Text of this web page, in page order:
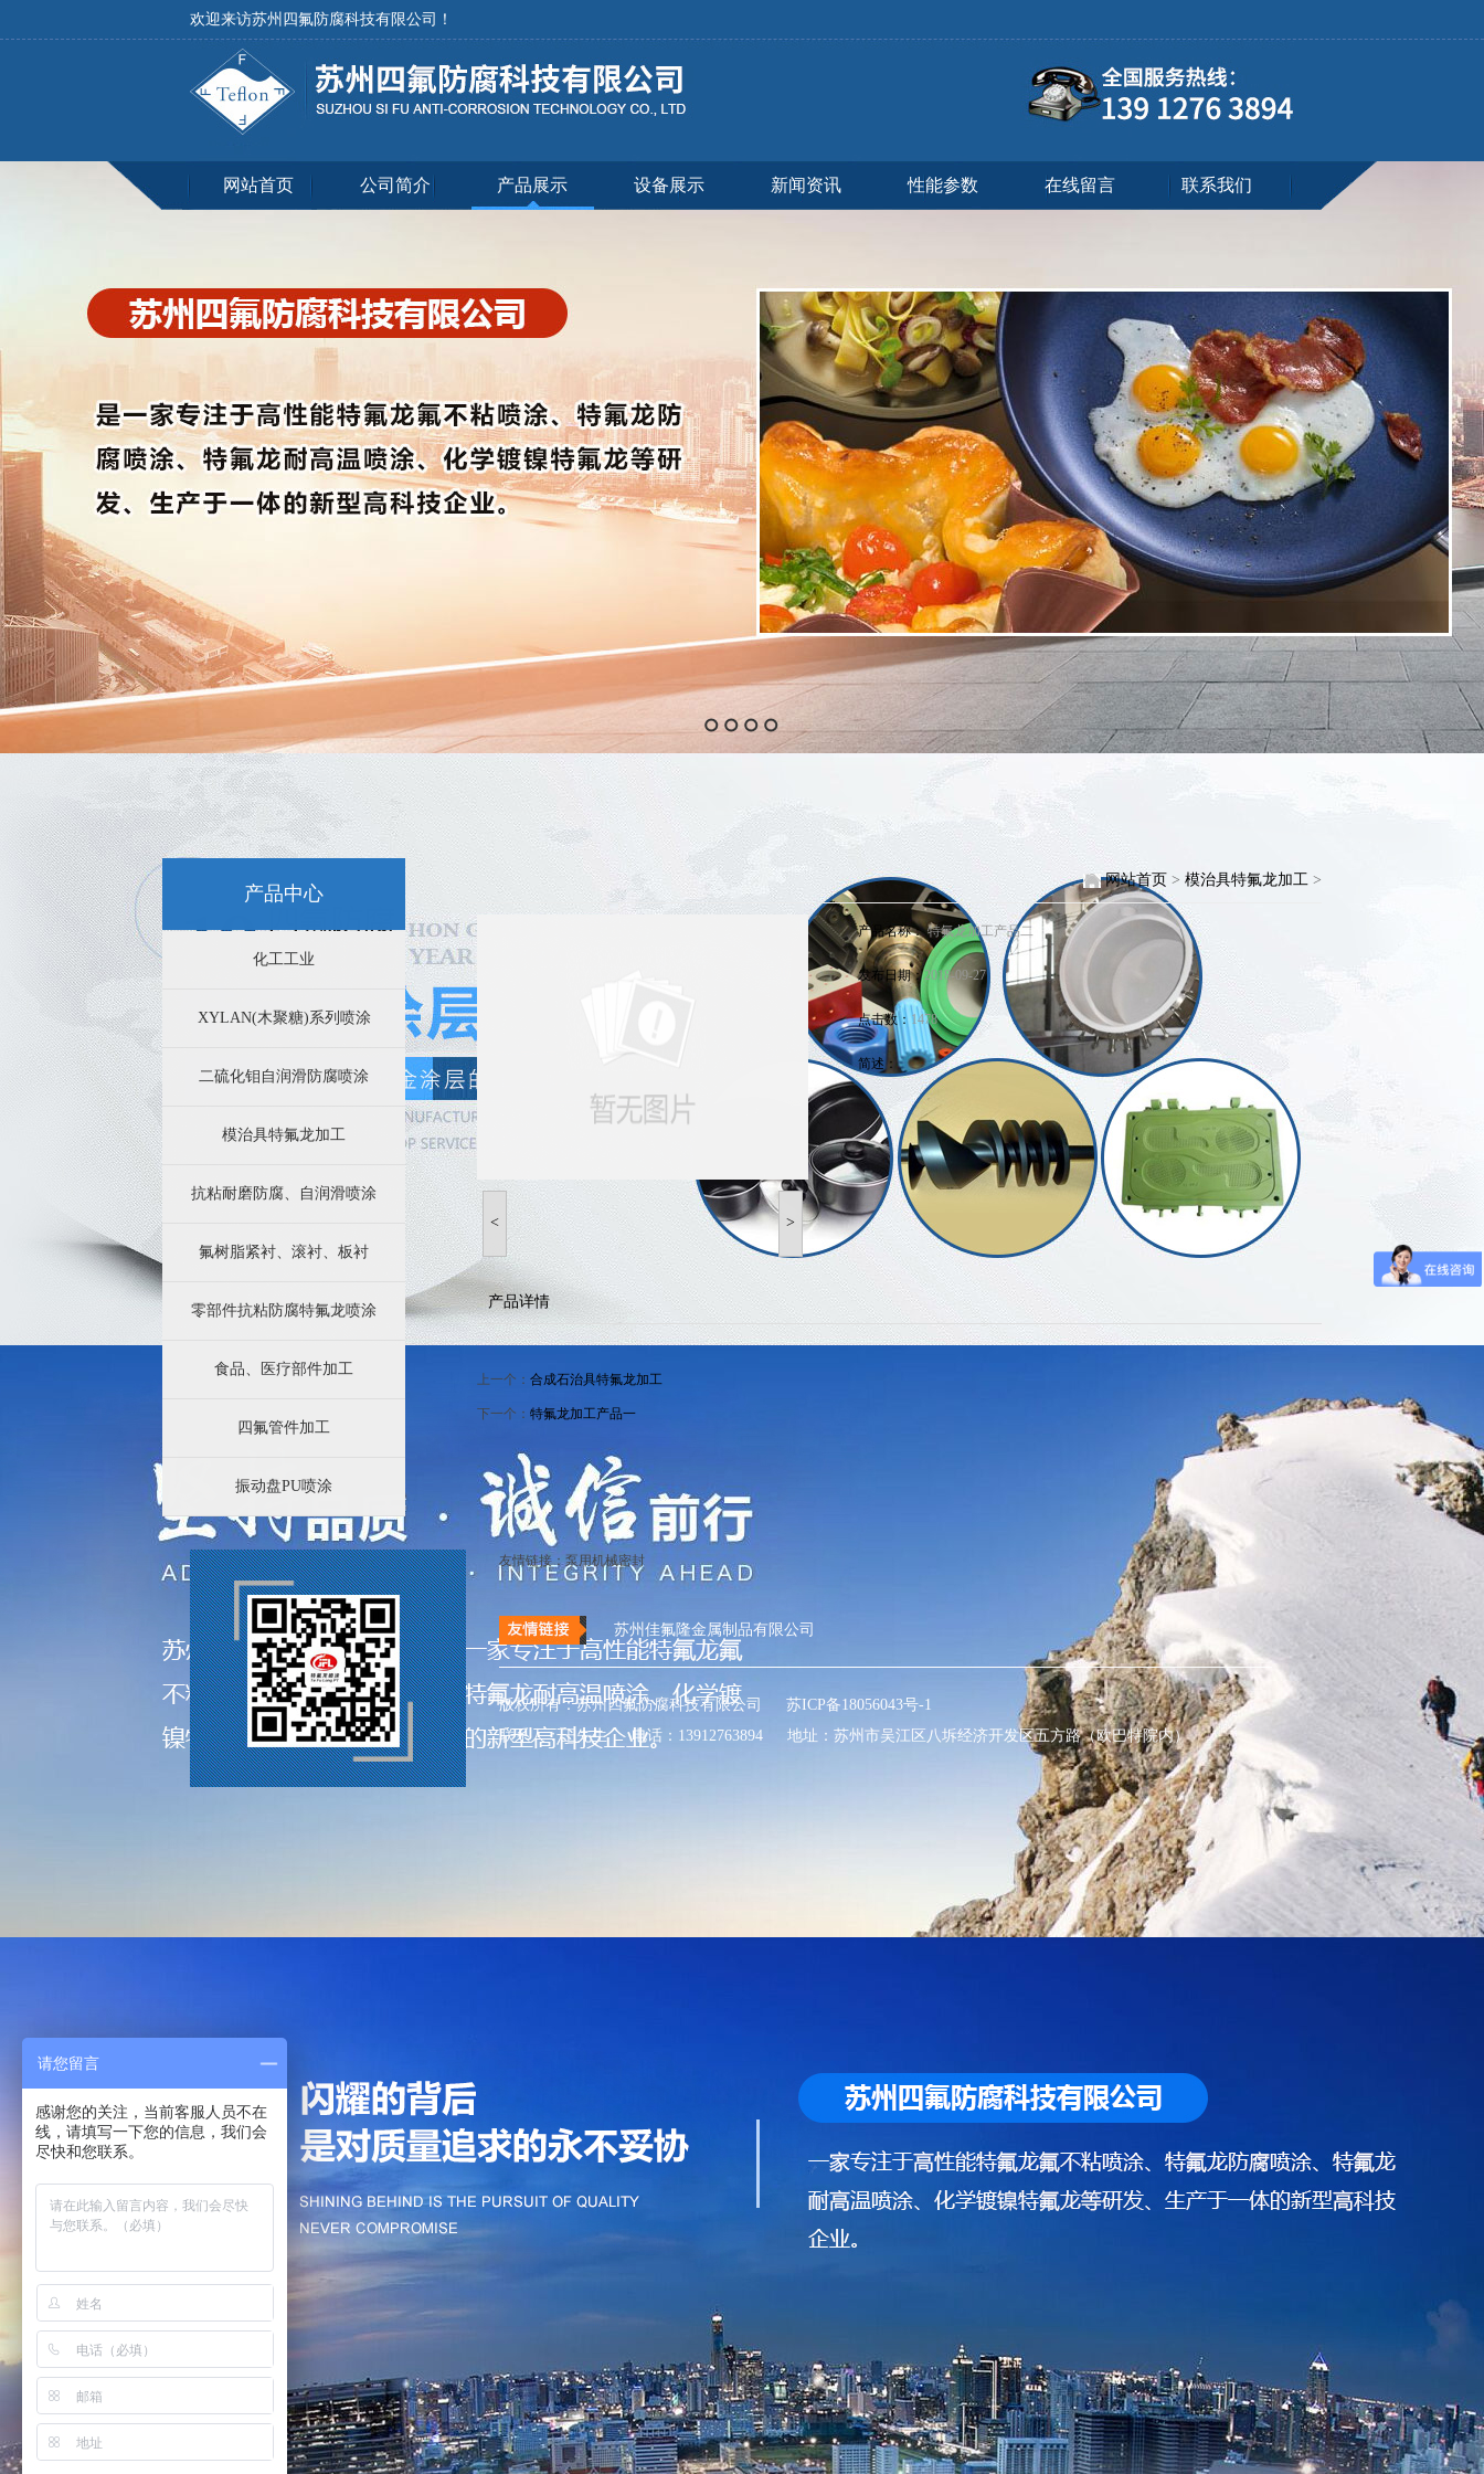
欢迎来访苏州四氟防腐科技有限公司！
网站首页 公司简介 产品展示 设备展示 新闻资讯 性能参数 在线留言 联系我们
新闻资讯： 特氟龙喷涂-选择苏州四氟防腐科技
苏州特氟龙喷涂后表面容易脱皮是怎么回事？
苏州特氟龙喷涂后的不粘性能分析
苏州特氟龙喷涂效果的影响因素
苏州四氟防腐科技有限公司业务简介
特氟龙涂层加工效果好的效果主要因素都有哪些方面呢？
产品中心
化工工业
XYLAN(木聚糖)系列喷涂
二硫化钼自润滑防腐喷涂
模治具特氟龙加工
抗粘耐磨防腐、自润滑喷涂
氟树脂紧衬、滚衬、板衬
零部件抗粘防腐特氟龙喷涂
食品、医疗部件加工
四氟管件加工
振动盘PU喷涂
网站首页 > 模治具特氟龙加工 >
< >
产品名称：特氟龙加工产品二
发布日期：2018-09-27
点击数：1478
简述：
产品详情
上一个： 合成石治具特氟龙加工
下一个： 特氟龙加工产品一
友情链接：泵用机械密封
苏州佳氟隆金属制品有限公司
四氟防腐
佳氟隆
版权所有：苏州四氟防腐科技有限公司
苏ICP备18056043号-1
联系人：王先生 电话：13912763894 地址：苏州市吴江区八坼经济开发区五方路（欧巴特院内）
请您留言
感谢您的关注，当前客服人员不在
线，请填写一下您的信息，我们会
尽快和您联系。